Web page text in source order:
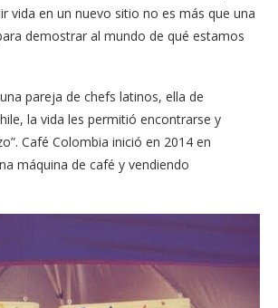
vida en un nuevo sitio no es más que una
demostrar al mundo de qué estamos
pareja de chefs latinos, ella de
la vida les permitió encontrarse y
Café Colombia inició en 2014 en
máquina de café y vendiendo